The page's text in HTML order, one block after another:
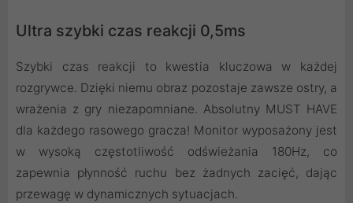
Ultra szybki czas reakcji 0,5ms
Szybki czas reakcji to kwestia kluczowa w każdej
rozgrywce. Dzięki niemu obraz pozostaje zawsze ostry, a
wrażenia z gry niezapomniane. Absolutny MUST HAVE
dla każdego rasowego gracza! Monitor wyposażony jest
w wysoką częstotliwość odświeżania 180Hz, co
zapewnia płynność ruchu bez żadnych zacięć, dając
przewagę w dynamicznych sytuacjach.